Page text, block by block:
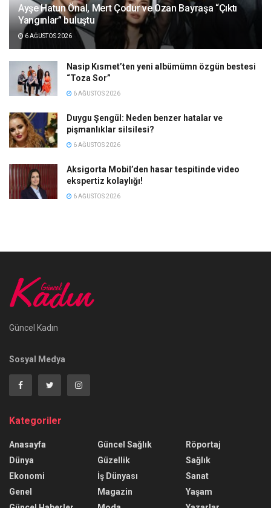
Ayşe Hatun Önal, Mert Çodur ve Ozan Bayraşa “Çıktı
Yangınlar” buluştu
6 AĞUSTOS 2026
Nasip Kısmet’ten yeni albümümn özgün bestesi
“Toza Sor”
6 AĞUSTOS 2026
Duygu Şengül: Neden benzer hatalar ve
pişmanlıklar silsilesi?
6 AĞUSTOS 2026
Aksigorta Mobil’den hasar tespitinde video
ekspertiz kolaylığı!
6 AĞUSTOS 2026
Güncel Kadın
Sosyal Medya
Kategoriler
Anasayfa
Dünya
Ekonomi
Genel
Güncel Sağlık
Güzellik
İş Dünyası
Magazin
Röportaj
Sağlık
Sanat
Yaşam